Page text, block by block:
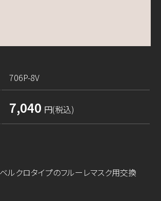
706P-8V
7,040 円(税込)
ルクロタイプのフルーレマスク用交換